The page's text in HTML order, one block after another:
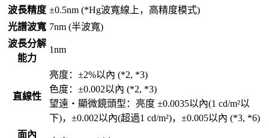
波長精度 ±0.5nm (*Hg波寬線上，高精度模式)
光譜波寬 7nm (半波寬)
波長分解
能力
1nm
直線性
亮度：±2%以內 (*2, *3)
色度：±0.002以內 (*2, *3)
望遠・顯微鏡頭型：亮度 ±0.0035以內(1 cd/m²以
下)，±0.002以內(超過1 cd/m²)，±0.005以內 (*3, *6)
面內